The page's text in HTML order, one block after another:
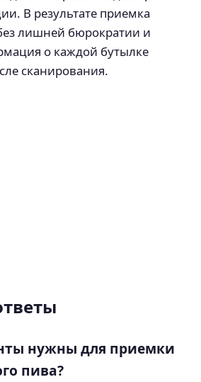
В результате приемка
лишней бюрократии и
о каждой бутылке
сканирования.
нужны для приемки
пива?